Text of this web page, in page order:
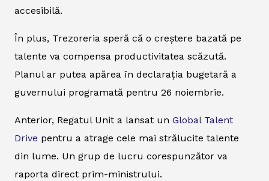
accesibilă.
În plus, Trezoreria speră că o creștere bazată pe
talente va compensa productivitatea scăzută.
Planul ar putea apărea în declarația bugetară a
guvernului programată pentru 26 noiembrie.
Anterior, Regatul Unit a lansat un Global Talent
Drive pentru a atrage cele mai strălucite talente
din lume. Un grup de lucru corespunzător va
raporta direct prim-ministrului.